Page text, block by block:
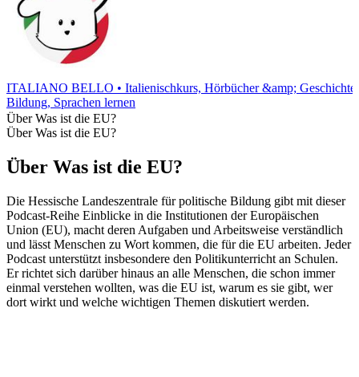
ITALIANO BELLO • Italienischkurs, Hörbücher &amp;
Bildung, Sprachen lernen
Über Was ist die EU?
Über Was ist die EU?
Über Was ist die EU?
Die Hessische Landeszentrale für politische Bildung gibt mit dieser
Podcast-Reihe Einblicke in die Institutionen der Europäischen
Union (EU), macht deren Aufgaben und Arbeitsweise verständlich
und lässt Menschen zu Wort kommen, die für die EU arbeiten. Jeder
Podcast unterstützt insbesondere den Politikunterricht an Schulen.
Er richtet sich darüber hinaus an alle Menschen, die schon immer
einmal verstehen wollten, was die EU ist, warum es sie gibt, wer
dort wirkt und welche wichtigen Themen diskutiert werden.